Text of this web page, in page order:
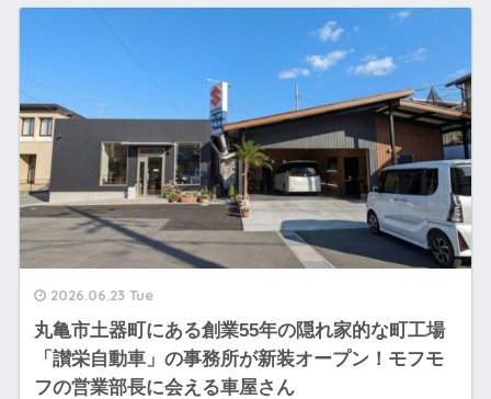
2026.06.23 Tue
丸亀市土器町にある創業55年の隠れ家的な町工場
「讃栄自動車」の事務所が新装オープン！モフモ
フの営業部長に会える車屋さん